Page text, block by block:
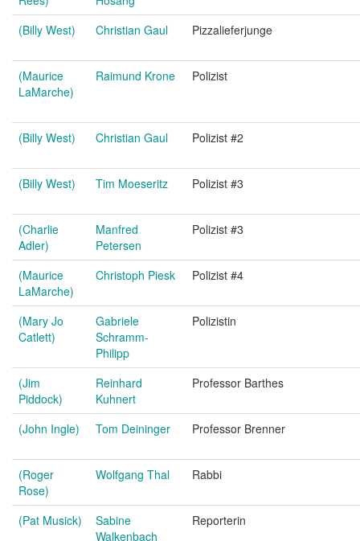
(Billy West) Christian Gaul Pizzalieferjunge
(Maurice
LaMarche)
Raimund Krone Polizist
(Billy West) Christian Gaul Polizist #2
(Billy West) Tim Moeseritz Polizist #3
(Charlie
Adler)
Manfred
Petersen
Polizist #3
(Maurice
LaMarche)
Christoph Piesk Polizist #4
(Mary Jo
Catlett)
Gabriele
Schramm-
Philipp
Polizistin
(Jim
Piddock)
Reinhard
Kuhnert
Professor Barthes
(John Ingle) Tom Deininger Professor Brenner
(Roger
Rose)
Wolfgang Thal Rabbi
(Pat Musick)
Sabine
Walkenbach
Reporterin